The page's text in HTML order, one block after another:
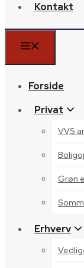
Kontakt
Forside
Privat
VVS
Grøn
Erhverv